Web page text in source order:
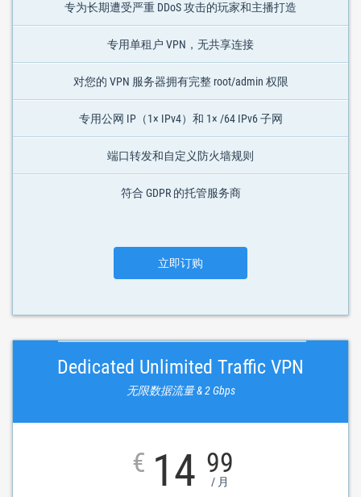
专为长期遭受严重 DDoS 攻击的玩家和主播打造
专用单租户 VPN，无共享连接
对您的 VPN 服务器拥有完整 root/admin 权限
专用公网 IP（1× IPv4）和 1× /64 IPv6 子网
端口转发和自定义防火墙规则
符合 GDPR 的托管服务商
立即订购
Dedicated Unlimited Traffic VPN
无限数据流量 & 2 Gbps
€ 14 99
/ 月